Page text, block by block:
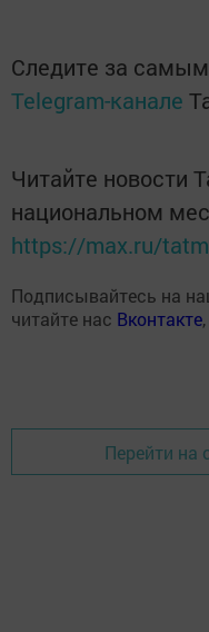
Следите за
Telegram-канале
Читайте новости
национальном
https://max.ru/
Подписывайтесь на
читайте нас Вконтакте,
Перейти на